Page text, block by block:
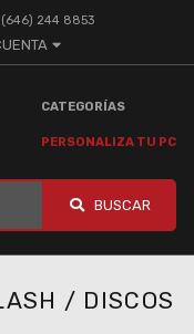
(646) 244 8853
CATEGORÍAS
PERSONALIZA TU PC
BUSCAR
/ DISCOS